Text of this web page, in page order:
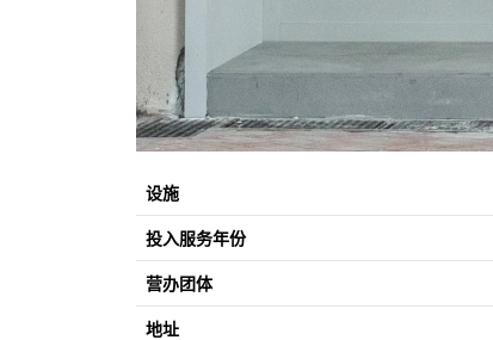
设施
投入服务年份
营办团体
地址